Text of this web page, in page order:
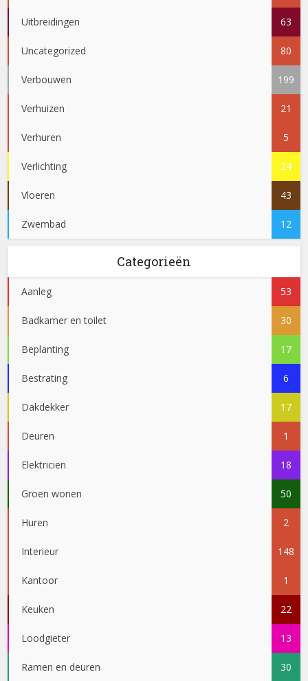
Uitbreidingen 63
Uncategorized 80
Verbouwen 199
Verhuizen 21
Verhuren 5
Verlichting 24
Vloeren 43
Zwembad 12
Categorieën
Aanleg 53
Badkamer en toilet 30
Beplanting 17
Bestrating 6
Dakdekker 17
Deuren 1
Elektricien 18
Groen wonen 50
Huren 2
Interieur 148
Kantoor 1
Keuken 22
Loodgieter 13
Ramen en deuren 30